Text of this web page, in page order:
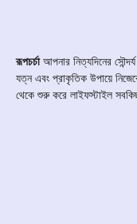
রূপচর্চাআপনার নিত্যদিনের
যত্ন এবং প্রাকৃতিক উপায়ে
থেকে শুরু করে লাইফস্টাইল